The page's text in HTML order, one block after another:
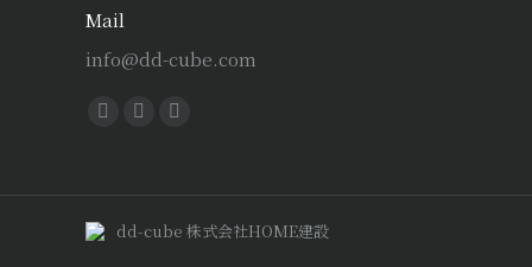
Mail
info@dd-cube.com
Find us on:
Facebook
new
X
Instagram
dd-cube 株式会社HOME建設